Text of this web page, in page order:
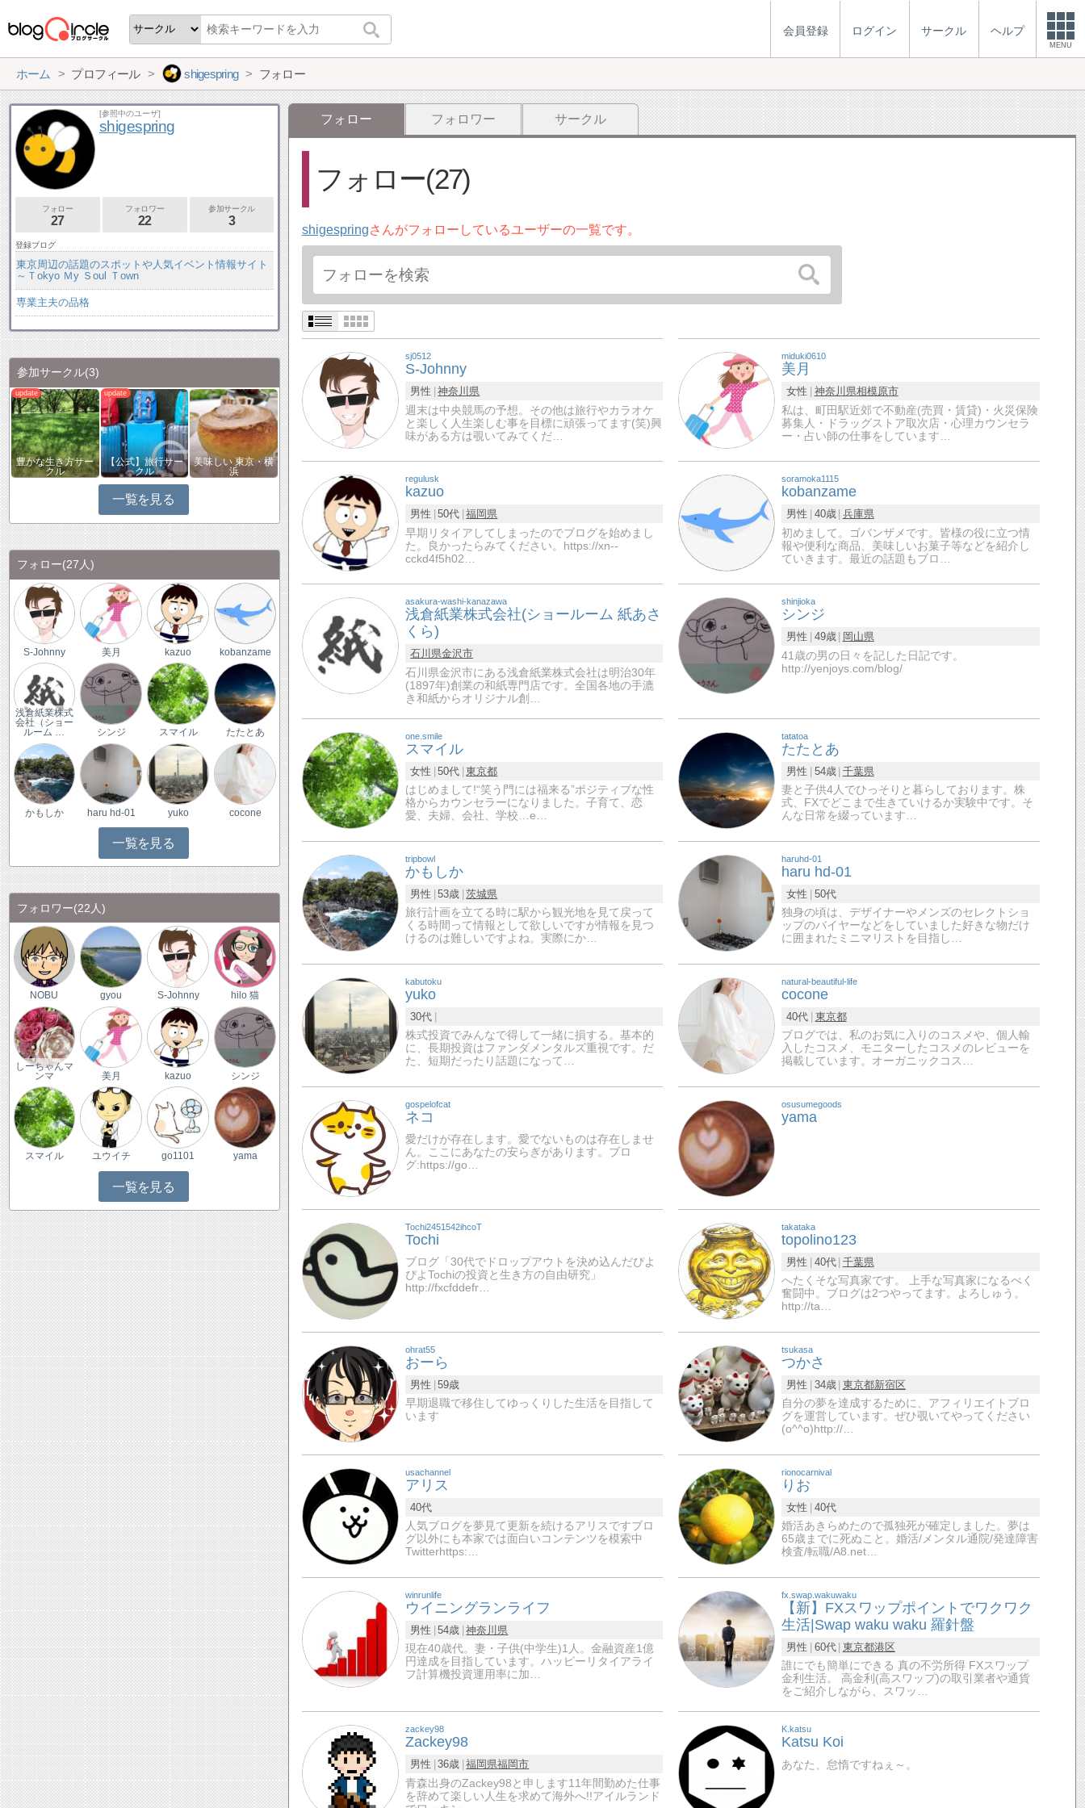
会員登録 ログイン サークル ヘルプ
MENU
ホーム プロフィール shigespring フォロー
フォロー フォロワー サークル
フォロー(27)
shigespringさんがフォローしているユーザーの一覧です。
sj0512
S-Johnny
男性
神奈川県
週末は中央競馬の予想。その他は旅行やカラオケ
と楽しく人生楽しむ事を目標に頑張ってます(笑)興
味がある方は覗いてみてくだ…
miduki0610
美月
女性 神奈川県相模原市
私は、町田駅近郊で不動産(売買・賃貸)・火災保険
募集人・ドラッグストア取次店・心理カウンセラ
ー・占い師の仕事をしています…
regulusk
kazuo
男性 50代 福岡県
早期リタイアしてしまったのでブログを始めまし
た。良かったらみてください。https://xn--
cckd4f5h02…
soramoka1115
kobanzame
男性 40歳 兵庫県
初めまして。ゴバンザメです。皆様の役に立つ情
報や便利な商品、美味しいお菓子等などを紹介し
ていきます。最近の話題もブロ…
asakura-washi-kanazawa
浅倉紙業株式会社(ショールーム 紙あさ
くら)
石川県金沢市
石川県金沢市にある浅倉紙業株式会社は明治30年
(1897年)創業の和紙専門店です。全国各地の手漉
き和紙からオリジナル創…
shinjioka
シンジ
男性 49歳
岡山県
41歳の男の日々を記した日記です。
http://yenjoys.com/blog/
one.smile
スマイル
女性 50代 東京都
はじめまして!“笑う門には福来る”ポジティブな性
格からカウンセラーになりました。子育て、恋
愛、夫婦、会社、学校…e…
tatatoa
たたとあ
男性 54歳 千葉県
妻と子供4人でひっそりと暮らしております。株
式、FXでどこまで生きていけるか実験中です。そ
んな日常を綴っています…
tripbowl
かもしか
男性 53歳 茨城県
旅行計画を立てる時に駅から観光地を見て戻って
くる時間って情報として欲しいですが情報を見つ
けるのは難しいですよね。実際にか…
haruhd-01
haru hd-01
女性
50代
独身の頃は、デザイナーやメンズのセレクトショ
ップのバイヤーなどをしていました好きな物だけ
に囲まれたミニマリストを目指し…
kabutoku
yuko
30代
株式投資でみんなで得して一緒に損する。基本的
に、長期投資はファンダメンタルズ重視です。だ
た、短期だったり話題になって…
natural-beautiful-life
cocone
40代 東京都
ブログでは、私のお気に入りのコスメや、個人輸
入したコスメ、モニターしたコスメのレビューを
掲載しています。オーガニックコス…
gospelofcat
ネコ
愛だけが存在します。愛でないものは存在しませ
ん。ここにあなたの安らぎがあります。ブロ
グ:https://go…
osusumegoods
yama
Tochi2451542ihcoT
Tochi
ブログ「30代でドロップアウトを決め込んだぴよ
ぴよTochiの投資と生き方の自由研究」
http://fxcfddefr…
takataka
topolino123
男性 40代 千葉県
へたくそな写真家です。 上手な写真家になるべく
奮闘中。ブログは2つやってます。よろしゅう。
http://ta…
ohrat55
おーら
男性
59歳
早期退職で移住してゆっくりした生活を目指して
います
tsukasa
つかさ
男性 34歳 東京都新宿区
自分の夢を達成するために、アフィリエイトブロ
グを運営しています。ぜひ覗いてやってください
(o^^o)http://…
usachannel
アリス
40代
人気ブログを夢見て更新を続けるアリスですブロ
グ以外にも本家では面白いコンテンツを模索中
Twitterhttps:…
rionocarnival
りお
女性
40代
婚活あきらめたので孤独死が確定しました。夢は
65歳までに死ぬこと。婚活/メンタル通院/発達障害
検査/転職/A8.net…
winrunlife
ウイニングランライフ
男性 54歳 神奈川県
現在40歳代。妻・子供(中学生)1人。金融資産1億
円達成を目指しています。ハッピーリタイアライ
フ計算機投資運用率に加…
fx.swap.wakuwaku
【新】FXスワップポイントでワクワク
生活|Swap waku waku 羅針盤
男性 60代 東京都港区
誰にでも簡単にできる 真の不労所得 FXスワップ
金利生活。 高金利(高スワップ)の取引業者や通貨
をご紹介しながら、スワッ…
zackey98
Zackey98
男性 36歳 福岡県福岡市
青森出身のZackey98と申します11年間勤めた仕事
を辞めて楽しい人生を求めて海外へ!!アイルランド
K.katsu
Katsu Koi
あなた、怠惰ですねぇ～。
[参照中のユーザ]
shigespring
フォロー
27
フォロワー
22
参加サークル
3
登録ブログ
東京周辺の話題のスポットや人気イベント情報サイト
～Ｔokyo Ｍy Ｓoul Ｔown
専業主夫の品格
参加サークル(3)
豊かな生き方サー
クル
【公式】旅行サー
クル
美味しい 東京・横
浜
一覧を見る
フォロー(27人)
S-Johnny 美月 kazuo kobanzame
浅倉紙業株式
会社（ショー
ルーム …
シンジ スマイル たたとあ
かもしか haru hd-01 yuko cocone
一覧を見る
フォロワー(22人)
NOBU gyou S-Johnny hilo 猫
しーちゃんマ
ンマ
美月 kazuo シンジ
スマイル ユウイチ go1101 yama
一覧を見る